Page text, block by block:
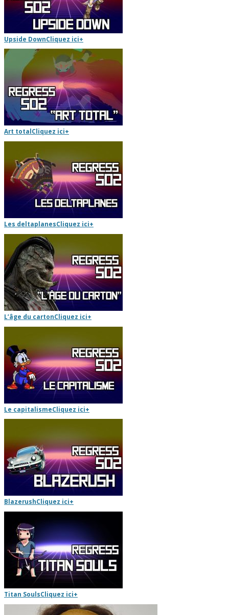
Upside DownCliquez ici+
Art totalCliquez ici+
Les deltaplanesCliquez ici+
L’âge du cartonCliquez ici+
Le capitalismeCliquez ici+
BlazerushCliquez ici+
Titan SoulsCliquez ici+